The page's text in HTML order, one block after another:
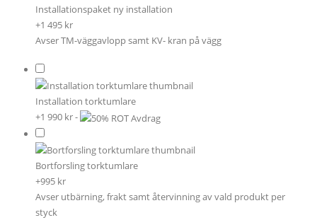
Installationspaket ny installation
+1 495 kr
Avser TM-väggavlopp samt KV- kran på vägg
Installation torktumlare
+1 990 kr-
Bortforsling torktumlare
+995 kr
Avser utbärning, frakt samt återvinning av vald produkt per
styck